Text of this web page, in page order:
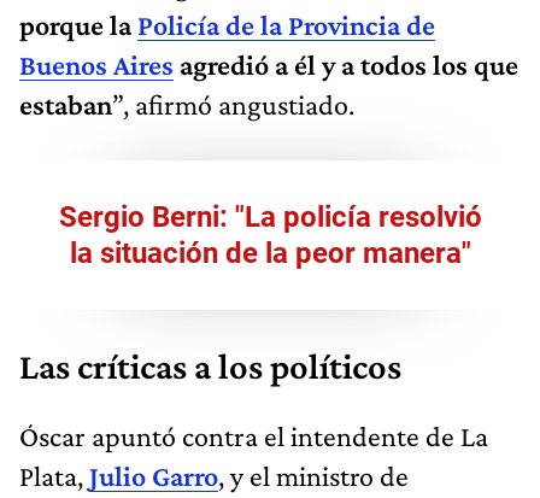
porque laPolicía de la Provincia de
Buenos Aires agredió a él y a todos los que
estaban”, afirmó angustiado.
Sergio Berni: "La policía resolvió
la situación de la peor manera"
Las críticas a los políticos
Óscar apuntó contra el intendente de La
Plata,Julio Garro, y el ministro de